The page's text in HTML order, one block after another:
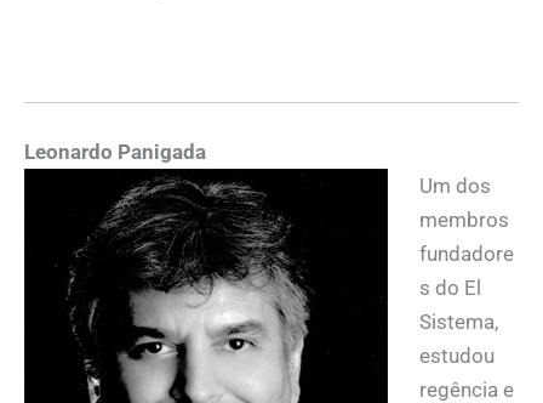
Leonardo Panigada
Um dos
membros
fundadore
s do El
Sistema,
estudou
regência e